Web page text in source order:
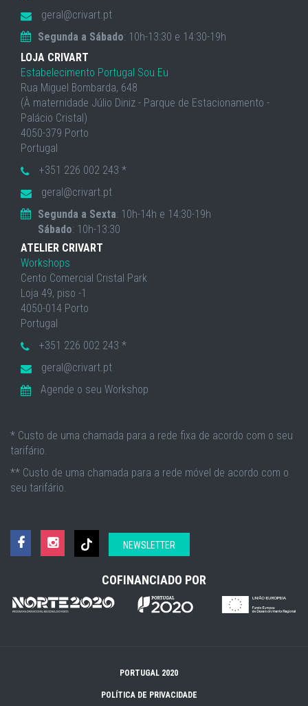
geral@crivart.pt
Segunda a Sábado: 10h-13:30 e 14:30-19h
LOJA CRIVART
Estabelecimento Portugal Sou Eu
Rua Miguel Bombarda, 648
(À maternidade Júlio Diniz - Parque de Estacionamento -
Palácio Cristal)
4050-379 Porto
Portugal
+351 226 002 243 *
geral@crivart.pt
Segunda a Sexta: 10h-14h e 14:30-19h
Sábado: 10h-13:30
ATELIER CRIVART
Workshops
Cento Comercial Cristal Park
Loja 49, piso -1
4050-014 Porto
Portugal
+351 226 002 243 *
geral@crivart.pt
Agende o seu Workshop
* Custo de uma chamada para a rede fixa de acordo com o seu
tarifário.
** Custo de uma chamada para a rede móvel de acordo com o
seu tarifário.
NEWSLETTER
COFINANCIADO POR
PORTUGAL 2020
POLÍTICA DE PRIVACIDADE